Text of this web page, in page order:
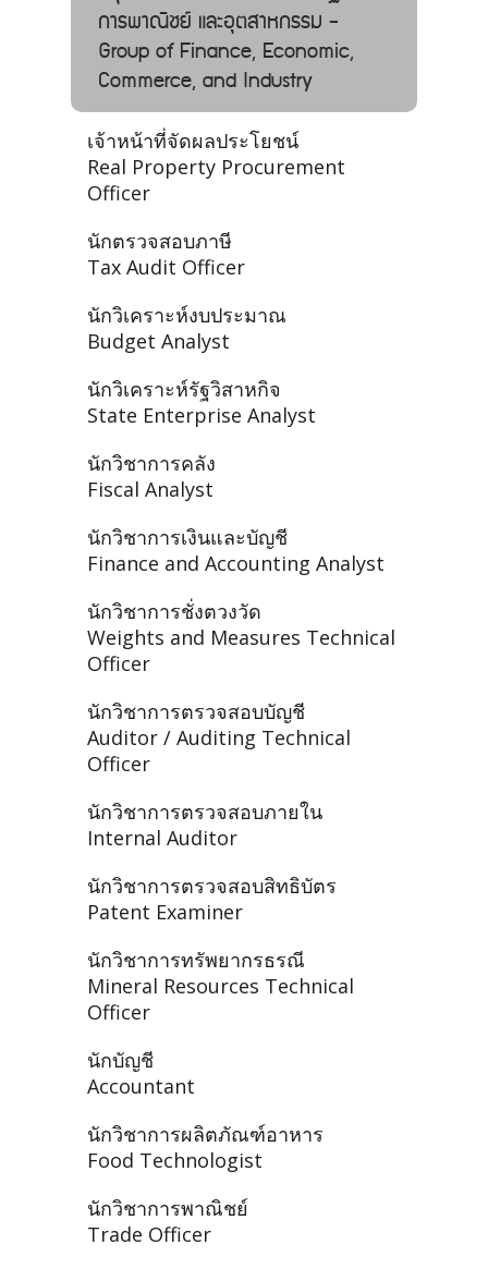
การพาณิชย์ และอุตสาหกรรม -
Group of Finance, Economic,
Commerce, and Industry
เจ้าหน้าที่จัดผลประโยชน์
Real Property Procurement
Officer
นักตรวจสอบภาษี
Tax Audit Officer
นักวิเคราะห์งบประมาณ
Budget Analyst
นักวิเคราะห์รัฐวิสาหกิจ
State Enterprise Analyst
นักวิชาการคลัง
Fiscal Analyst
นักวิชาการเงินและบัญชี
Finance and Accounting Analyst
นักวิชาการชั่งตวงวัด
Weights and Measures Technical
Officer
นักวิชาการตรวจสอบบัญชี
Auditor / Auditing Technical
Officer
นักวิชาการตรวจสอบภายใน
Internal Auditor
นักวิชาการตรวจสอบสิทธิบัตร
Patent Examiner
นักวิชาการทรัพยากรธรณี
Mineral Resources Technical
Officer
นักบัญชี
Accountant
นักวิชาการผลิตภัณฑ์อาหาร
Food Technologist
นักวิชาการพาณิชย์
Trade Officer